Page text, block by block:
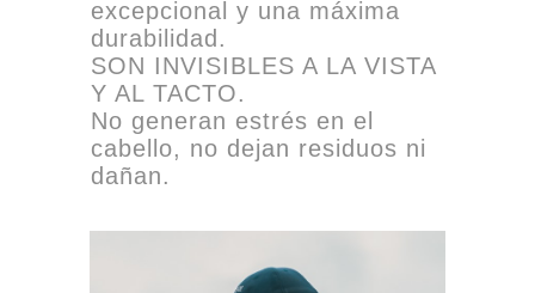
excepcional y una máxima
durabilidad.
SON INVISIBLES A LA VISTA
Y AL TACTO.
No generan estrés en el
cabello, no dejan residuos ni
dañan.